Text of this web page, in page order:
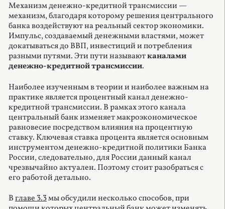
Механизм денежно-кредитной трансмиссии —
механизм, благодаря которому решения центрального
банка воздействуют на реальный сектор экономики.
Импульс, создаваемый денежными властями, может
докатываться до ВВП, инвестиций и потребления
разными путями. Эти пути называютканалами
денежно-кредитной трансмиссии.
Наиболее изученным в теории и наиболее важным на
практике является процентный канал денежно-
кредитной трансмиссии. В рамках этого канала
центральный банк изменяет макроэкономическое
равновесие посредством влияния на процентную
ставку. Ключевая ставка процента является основным
инструментом денежно-кредитной политики Банка
России, следовательно, для России данный канал
чрезвычайно актуален. Поэтому стоит разобраться с
его работой детально.
Вглаве 3.3мы обсудили несколько способов, при